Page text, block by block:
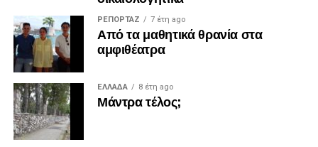
ΡΕΠΟΡΤΑΖ 7 έτη ago
Από τα μαθητικά θρανία στα
αμφιθέατρα
ΕΛΛΑΔΑ 8 έτη ago
Μάντρα τέλος;